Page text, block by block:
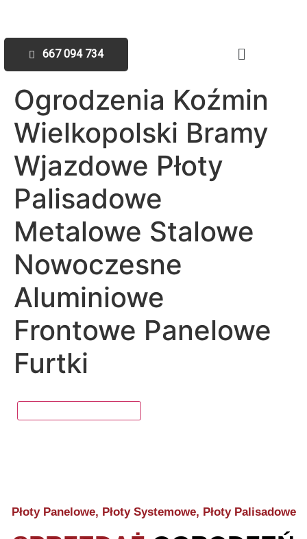
667 094 734
Ogrodzenia Koźmin
Wielkopolski Bramy
Wjazdowe Płoty
Palisadowe
Metalowe Stalowe
Nowoczesne
Aluminiowe
Frontowe Panelowe
Furtki
Płoty Panelowe, Płoty Systemowe, Płoty Palisadowe